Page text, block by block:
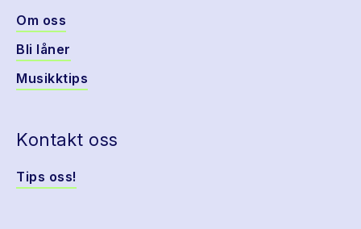
Om oss
Bli låner
Musikktips
Kontakt oss
Tips oss!